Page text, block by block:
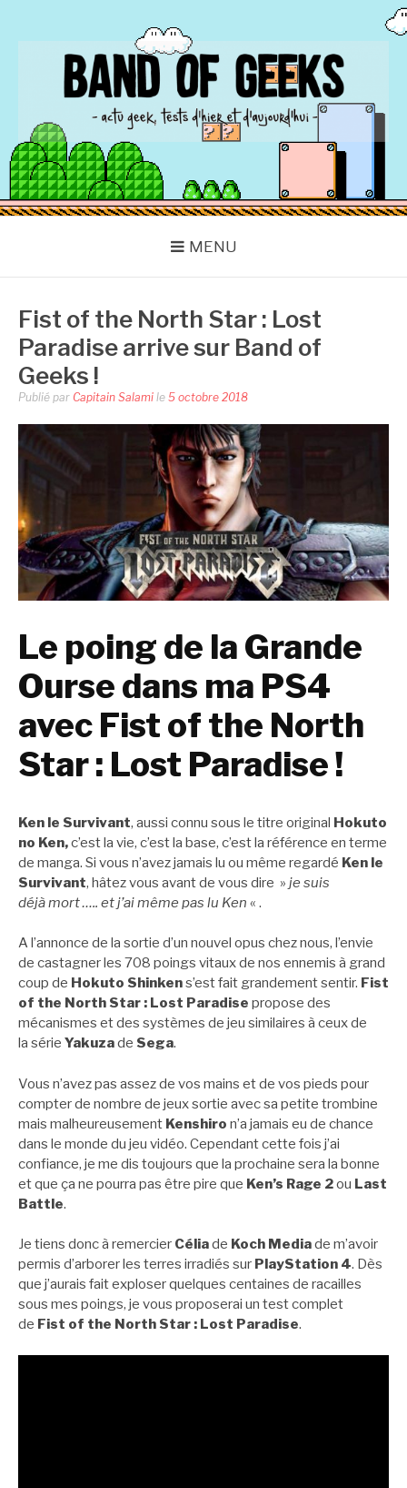
BAND OF GEEKS
Actu Geek d'hier et d'aujourd'hui
MENU
Fist of the North Star : Lost
Paradise arrive sur Band of
Geeks !
Publié par Capitain Salami le 5 octobre 2018
Le poing de la Grande
Ourse dans ma PS4
avec Fist of the North
Star : Lost Paradise !
Ken le Survivant, aussi connu sous le titre original Hokuto
no Ken,c’est la vie, c’est la base, c’est la référence en terme
de manga. Si vous n’avez jamais lu ou même regardé Ken le
Survivant, hâtez vous avant de vous dire » je suis
déjà mort ….. et j’ai même pas lu Ken « .
A l’annonce de la sortie d’un nouvel opus chez nous, l’envie
de castagner les 708 poings vitaux de nos ennemis à grand
coup de Hokuto Shinkens’est fait grandement sentir. Fist
of the North Star : Lost Paradise propose des
mécanismes et des systèmes de jeu similaires à ceux de
la série Yakuzade Sega.
Vous n’avez pas assez de vos mains et de vos pieds pour
compter de nombre de jeux sortie avec sa petite trombine
mais malheureusement Kenshiro n’a jamais eu de chance
dans le monde du jeu vidéo. Cependant cette fois j’ai
confiance, je me dis toujours que la prochaine sera la bonne
et que ça ne pourra pas être pire que Ken’s Rage 2ou Last
Battle.
Je tiens donc à remercier Céliade Koch Mediade m’avoir
permis d’arborer les terres irradiés sur PlayStation 4. Dès
que j’aurais fait exploser quelques centaines de racailles
sous mes poings, je vous proposerai un test complet
de Fist of the North Star : Lost Paradise.